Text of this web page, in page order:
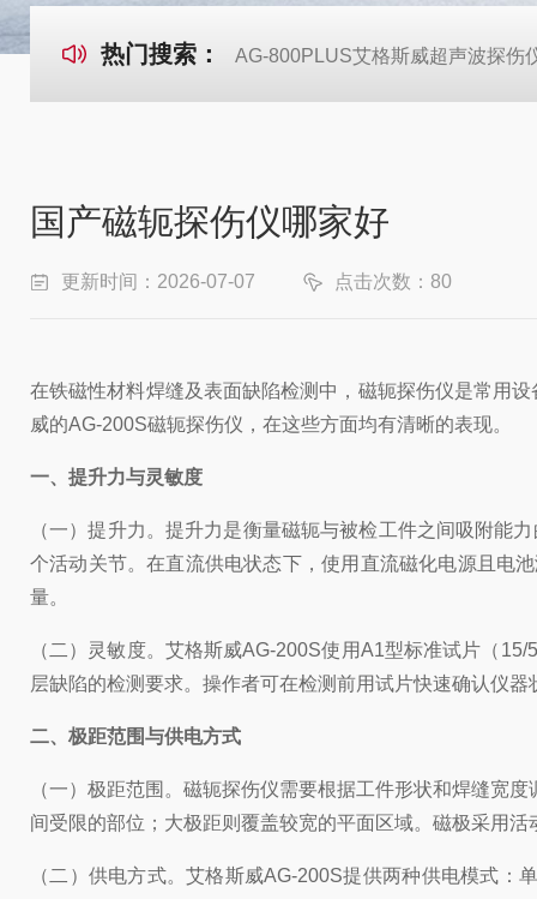
热门搜索： AG-800PLUS艾格斯威超声波探伤
国产磁轭探伤仪哪家好
更新时间：2026-07-07 点击次数：80
在铁磁性材料焊缝及表面缺陷检测中，磁轭探伤仪是常用
威的AG-200S磁轭探伤仪，在这些方面均有清晰的表现。
一、提升力与灵敏度
（一）提升力。提升力是衡量磁轭与被检工件之间吸附能
个活动关节。在直流供电状态下，使用直流磁化电源且电
量。
（二）灵敏度。艾格斯威AG-200S使用A1型标准试片（
层缺陷的检测要求。操作者可在检测前用试片快速确认仪
二、极距范围与供电方式
（一）极距范围。磁轭探伤仪需要根据工件形状和焊缝宽
间受限的部位；大极距则覆盖较宽的平面区域。磁极采用
（二）供电方式。艾格斯威AG-200S提供两种供电模式